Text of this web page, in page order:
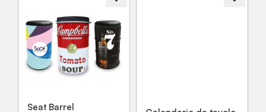
Seat Barrel